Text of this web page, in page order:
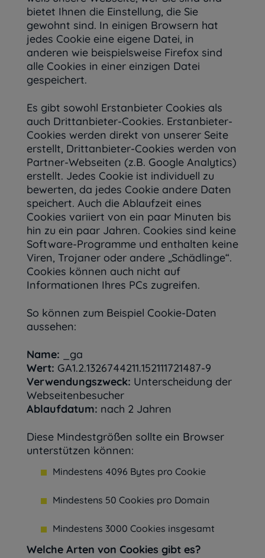
bietet Ihnen die Einstellung, die Sie
gewohnt sind. In einigen Browsern hat
jedes Cookie eine eigene Datei, in
anderen wie beispielsweise Firefox sind
alle Cookies in einer einzigen Datei
gespeichert.
Es gibt sowohl Erstanbieter Cookies als
auch Drittanbieter-Cookies. Erstanbieter-
Cookies werden direkt von unserer Seite
erstellt, Drittanbieter-Cookies werden von
Partner-Webseiten (z.B. Google Analytics)
erstellt. Jedes Cookie ist individuell zu
bewerten, da jedes Cookie andere Daten
speichert. Auch die Ablaufzeit eines
Cookies variiert von ein paar Minuten bis
hin zu ein paar Jahren. Cookies sind keine
Software-Programme und enthalten keine
Viren, Trojaner oder andere „Schädlinge“.
Cookies können auch nicht auf
Informationen Ihres PCs zugreifen.
So können zum Beispiel Cookie-Daten
aussehen:
Name: _ga
Wert: GA1.2.1326744211.152111721487-9
Verwendungszweck: Unterscheidung der
Webseitenbesucher
Ablaufdatum: nach 2 Jahren
Diese Mindestgrößen sollte ein Browser
unterstützen können:
Mindestens 4096 Bytes pro Cookie
Mindestens 50 Cookies pro Domain
Mindestens 3000 Cookies insgesamt
Welche Arten von Cookies gibt es?